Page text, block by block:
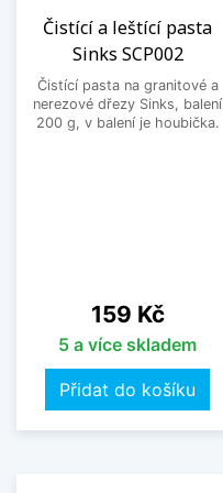
Čistící a leštící pasta
Sinks SCP002
Čistící pasta na granitové a
nerezové dřezy Sinks, balení
200 g, v balení je houbička.
Cena
159 Kč
5 a více skladem
Přidat do košíku